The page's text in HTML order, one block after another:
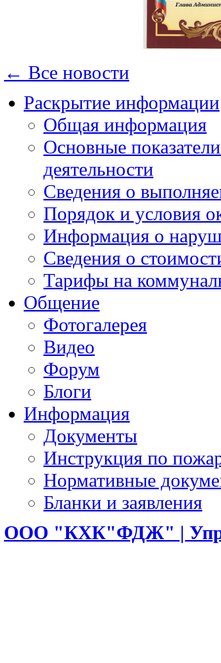
← Все новости
Раскрытие информации
Общая информация
Основные
деятельности
Сведения о
Порядок и условия
Информация о
Сведения о
Тарифы на
Общение
Фотогалерея
Видео
Форум
Блоги
Информация
Документы
Инструкция по
Нормативные
Бланки и заявления
ООО "КХК"ФДЖ" |